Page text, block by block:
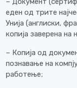
еден од трите
Унија (англиски,
копија заверена на
– Копија од
познавање на
работење;